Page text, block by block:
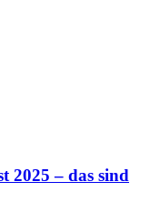
2025 – das sind